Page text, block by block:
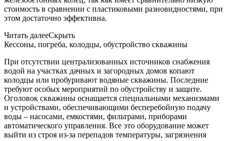
стоимость в сравнении с пластиковыми разновидностями, при
этом достаточно эффективна.
Читать далееСкрыть
Кессоны, погреба, колодцы, обустройство скважины
При отсутствии централизованных источников снабжения
водой на участках дачных и загородных домов копают
колодцы или пробуривают водяные скважины. Последние
требуют особых мероприятий по обустройству и защите.
Оголовок скважины оснащается специальными механизмами
и устройствами, обеспечивающими бесперебойную подачу
воды – насосами, емкостями, фильтрами, приборами
автоматического управления. Все это оборудование может
выйти из строя из-за перепадов температуры, загрязнения